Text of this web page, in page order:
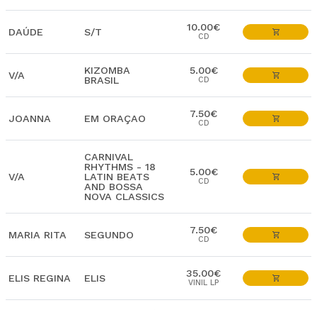
DAÚDE S/T 10.00€
CD
V/A
KIZOMBA
BRASIL
5.00€
CD
JOANNA EM ORAÇAO 7.50€
CD
V/A
CARNIVAL
RHYTHMS - 18
LATIN BEATS
AND BOSSA
NOVA CLASSICS
5.00€
CD
MARIA RITA SEGUNDO 7.50€
CD
ELIS REGINA ELIS 35.00€
VINIL LP